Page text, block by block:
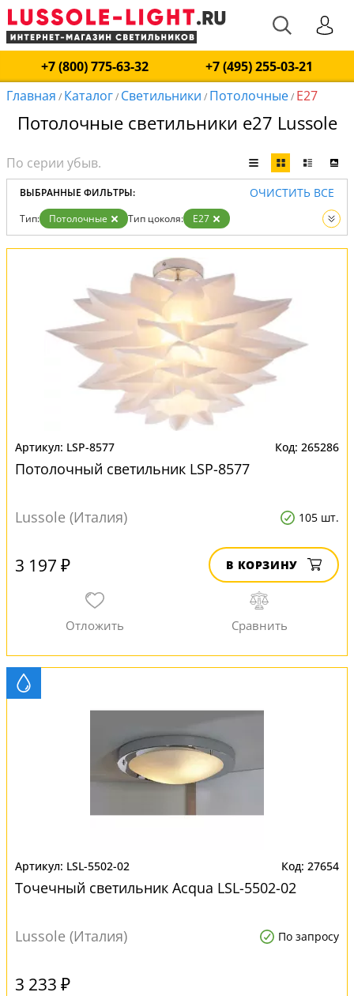
+7 (800) 775-63-32
+7 (495) 255-03-21
Главная / Каталог/ Светильники / Потолочные/ E27
Потолочные светильники е27 Lussole
ВЫБРАННЫЕ ФИЛЬТРЫ: ОЧИСТИТЬ ВСЕ
Тип: Потолочные Тип цоколя:
E27
Вид:
Светильники
LSP-8577 265286
Потолочный светильник LSP-8577
Lussole (Италия) 105 шт.
3 197 ₽ В КОРЗИНУ
LSL-5502-02 27654
Точечный светильник Acqua LSL-5502-02
Lussole (Италия) По запросу
3 233 ₽